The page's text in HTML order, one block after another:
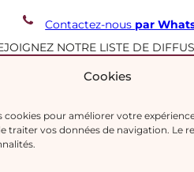
Cookies
cookies pour améliorer votre
traiter vos données de navigation. Le
Contactez-nous par
NOTRE LISTE DE